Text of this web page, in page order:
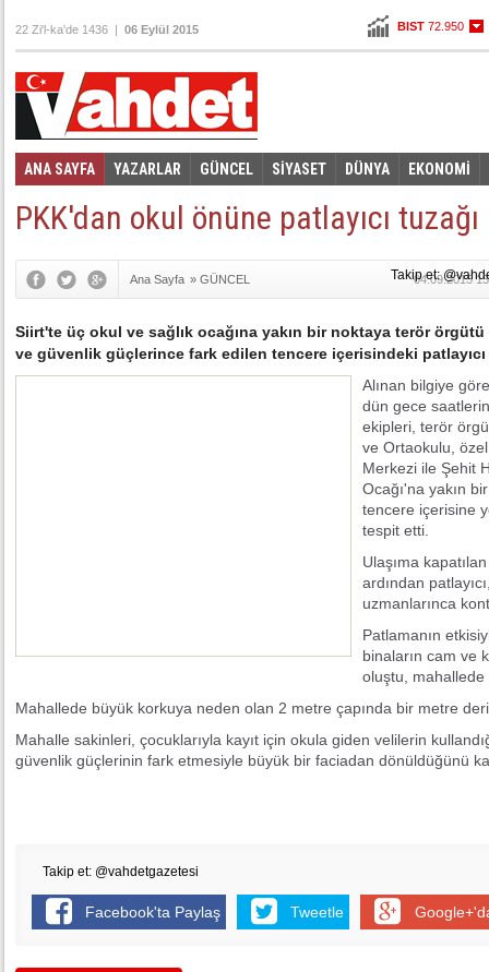
BIST 72.950
22 Zi'l-ka'de 1436 | 06 Eylül 2015
ANA SAYFA YAZARLAR GÜNCEL SİYASET DÜNYA EKONOMİ
Foto Galeri Video Galeri
PKK'dan okul önüne patlayıcı tuzağı
Ana Sayfa » GÜNCEL 04.09.2015
Siirt'te üç okul ve sağlık ocağına yakın bir noktaya terör örgütü
ve güvenlik güçlerince fark edilen tencere içerisindeki
Alınan bilgiye
dün gece
ekipleri, terör
ve Ortaokulu,
Merkezi ile Şehit
Ocağı'na yakın
tencere içerisine
tespit etti.
Ulaşıma
ardından
uzmanlarınca
Patlamanın
binaların cam ve
oluştu, mahallede
Mahallede büyük korkuya neden olan 2 metre çapında bir metre
Mahalle sakinleri, çocuklarıyla kayıt için okula giden velilerin
güvenlik güçlerinin fark etmesiyle büyük bir faciadan dönüldüğünü
Takip et: @vahdetgazetesi
Facebook'ta Paylaş Tweetle
Takip et: